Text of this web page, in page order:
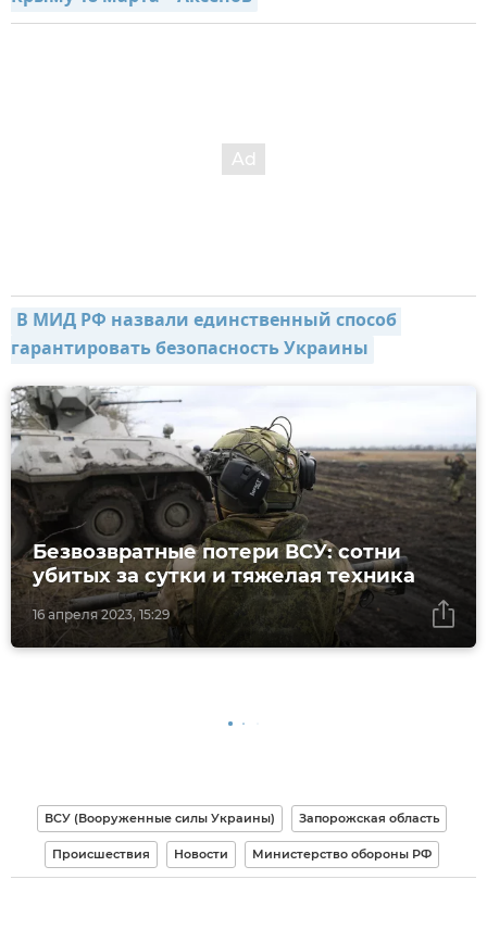
В МИД РФ назвали единственный способ
гарантировать безопасность Украины
16 апреля 2023, 15:29
Безвозвратные потери ВСУ: сотни
убитых за сутки и тяжелая техника
ВСУ (Вооруженные силы Украины) Запорожская область
Происшествия Новости Министерство обороны РФ